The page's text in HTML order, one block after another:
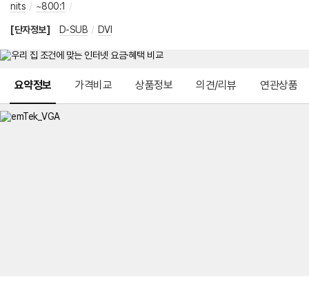
nits / ~800:1 /
[단자정보] D-SUB / DVI
요약정보 가격비교 상품정보 의견/리뷰 연관상품